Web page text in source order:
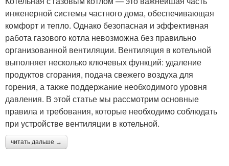
инженерной системы частного дома, обеспечивающая
комфорт и тепло. Однако безопасная и эффективная
работа газового котла невозможна без правильно
организованной вентиляции. Вентиляция в котельной
выполняет несколько ключевых функций: удаление
продуктов сгорания, подача свежего воздуха для
горения, а также поддержание необходимого уровня
давления. В этой статье мы рассмотрим основные
правила и требования, которые необходимо соблюдать
при устройстве вентиляции в котельной.
читать дальше →